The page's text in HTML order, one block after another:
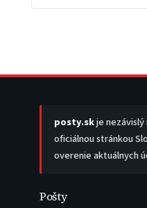
posty.skje
oficiálnou stránkou
overenie aktuálnych
Pošty